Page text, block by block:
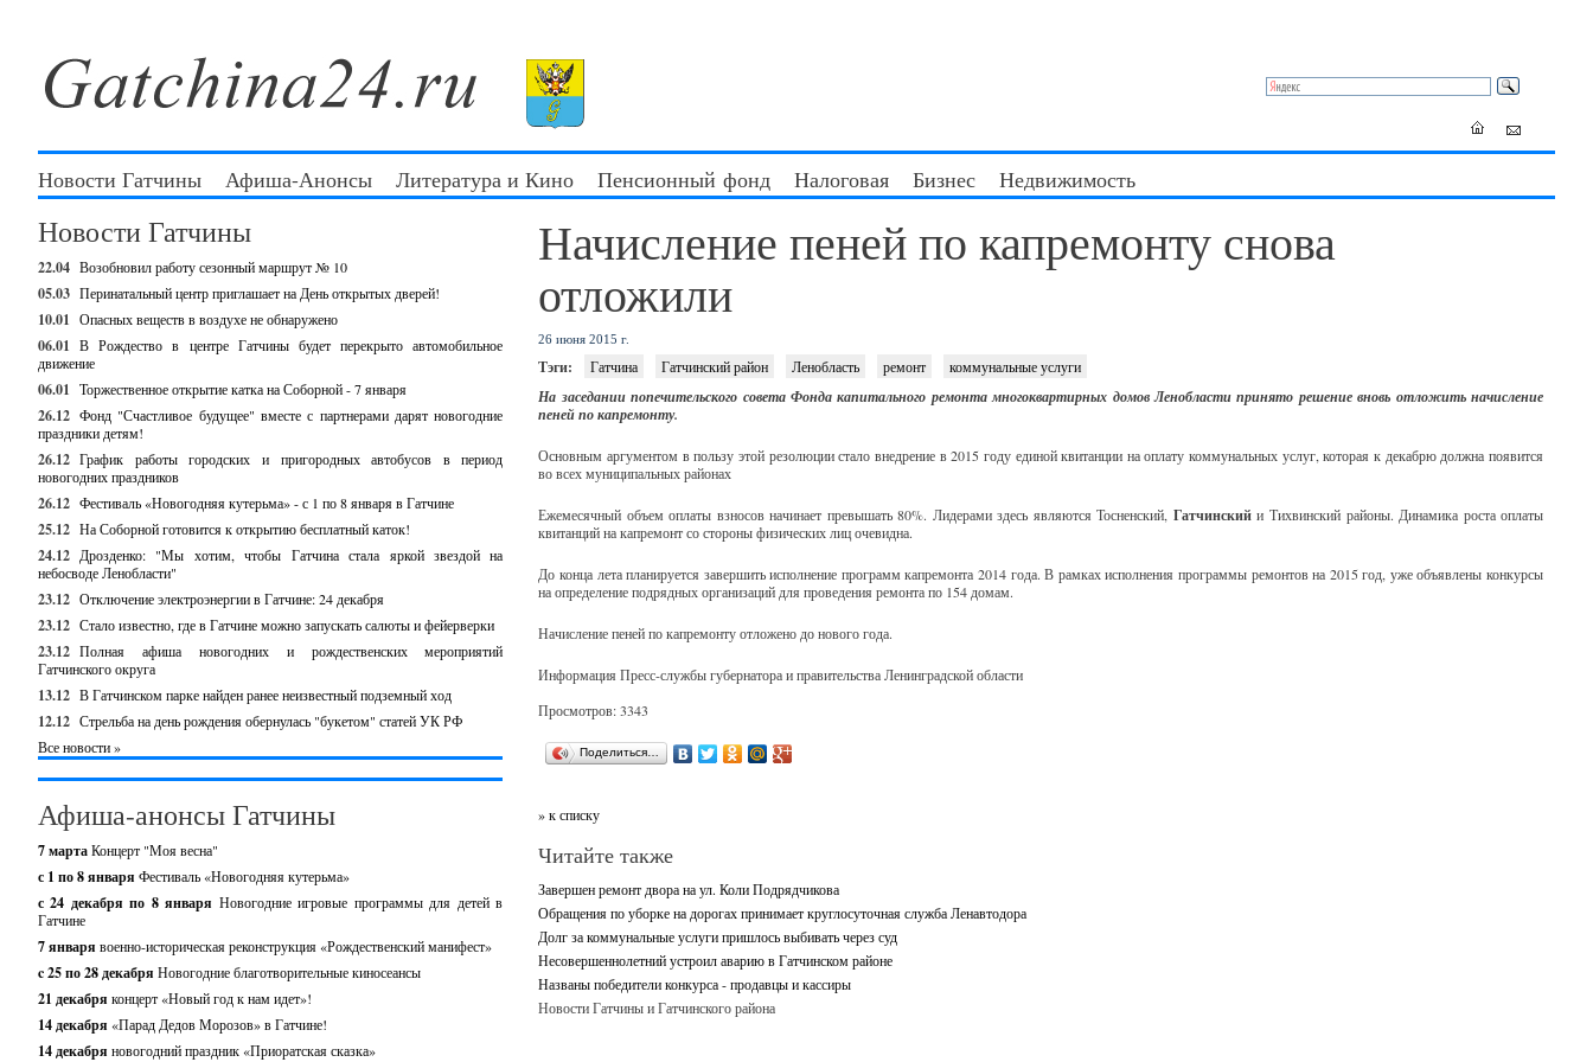
Новости Гатчины Афиша-Анонсы Литература и Кино Пенсионный фонд Налоговая Бизнес Недвижимость
Новости Гатчины
22.04 Возобновил работу сезонный маршрут № 10
05.03 Перинатальный центр приглашает на День открытых дверей!
10.01 Опасных веществ в воздухе не обнаружено
06.01 В Рождество в центре Гатчины будет перекрыто автомобильное
движение
06.01 Торжественное открытие катка на Соборной - 7 января
26.12 Фонд "Счастливое будущее" вместе с партнерами дарят новогодние
праздники детям!
26.12 График работы городских и пригородных автобусов в период
новогодних праздников
26.12 Фестиваль «Новогодняя кутерьма» - с 1 по 8 января в Гатчине
25.12 На Соборной готовится к открытию бесплатный каток!
24.12 Дрозденко: "Мы хотим, чтобы Гатчина стала яркой звездой на
небосводе Ленобласти"
23.12 Отключение электроэнергии в Гатчине: 24 декабря
23.12 Стало известно, где в Гатчине можно запускать салюты и фейерверки
23.12 Полная афиша новогодних и рождественских мероприятий
Гатчинского округа
13.12 В Гатчинском парке найден ранее неизвестный подземный ход
12.12 Стрельба на день рождения обернулась "букетом" статей УК РФ
Все новости »
Афиша-анонсы Гатчины
7 мартаКонцерт "Моя весна"
с 1 по 8 января Фестиваль «Новогодняя кутерьма»
с 24 декабря по 8 января Новогодние игровые программы для детей в
Гатчине
7 января военно-историческая реконструкция «Рождественский манифест»
c 25 по 28 декабря Новогодние благотворительные киносеансы
21 декабря концерт «Новый год к нам идет»!
14 декабря «Парад Дедов Морозов» в Гатчине!
14 декабря новогодний праздник «Приоратская сказка»
Начисление пеней по капремонту снова
отложили
26 июня 2015 г.
Тэги: Гатчина Гатчинский район Ленобласть ремонт коммунальные услуги
На заседании попечительского совета Фонда капитального ремонта многоквартирных домов Ленобласти принято решение вновь отложить начисление
пеней по капремонту.
Основным аргументом в пользу этой резолюции стало внедрение в 2015 году единой квитанции на оплату коммунальных услуг, которая к декабрю должна появится
во всех муниципальных районах
Ежемесячный объем оплаты взносов начинает превышать 80%. Лидерами здесь являются Тосненский, Гатчинскийи Тихвинский районы. Динамика роста оплаты
квитанций на капремонт со стороны физических лиц очевидна.
До конца лета планируется завершить исполнение программ капремонта 2014 года. В рамках исполнения программы ремонтов на 2015 год, уже объявлены конкурсы
на определение подрядных организаций для проведения ремонта по 154 домам.
Начисление пеней по капремонту отложено до нового года.
Информация Пресс-службы губернатора и правительства Ленинградской области
Просмотров: 3343
Поделиться…
» к списку
Читайте также
Завершен ремонт двора на ул. Коли Подрядчикова
Обращения по уборке на дорогах принимает круглосуточная служба Ленавтодора
Долг за коммунальные услуги пришлось выбивать через суд
Несовершеннолетний устроил аварию в Гатчинском районе
Названы победители конкурса - продавцы и кассиры
Новости Гатчины и Гатчинского района